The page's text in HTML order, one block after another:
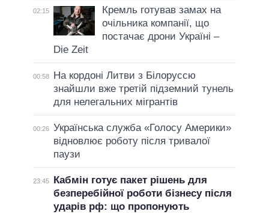
02:15
Кремль готував замах на
очільника компанії, що
постачає дрони Україні –
Die Zeit
00:58
На кордоні Литви з Білоруссю
знайшли вже третій підземний тунель
для нелегальних мігрантів
00:26 Українська служба «Голосу Америки»
відновлює роботу після тривалої
паузи
23:45
Кабмін готує пакет рішень для
безперебійної роботи бізнесу після
ударів рф: що пропонують